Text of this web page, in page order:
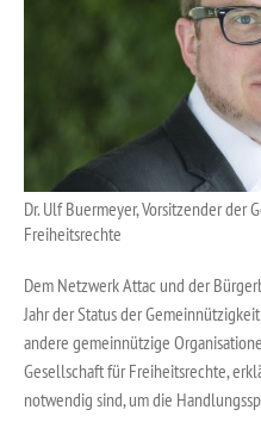
Dr. Ulf Buermeyer, Vorsitzender der
Freiheitsrechte
Dem Netzwerk Attac und der
Jahr der Status der
andere gemeinnützige
Gesellschaft für Freiheitsrechte,
notwendig sind, um die